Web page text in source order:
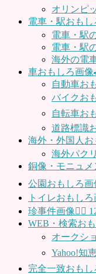
オリンピ
電車・駅おもし
電車・駅
電車・駅
海外の電
車おもしろ画像
自動車お
バイクお
自転車お
道路標識
海外・外国人
海外パク
銅像・モニュ
公園おもしろ画
トイレおもしろ
珍事件画像👮‍♂️
WEB・検索お
オークシ
Yahoo!知
完全一致おも